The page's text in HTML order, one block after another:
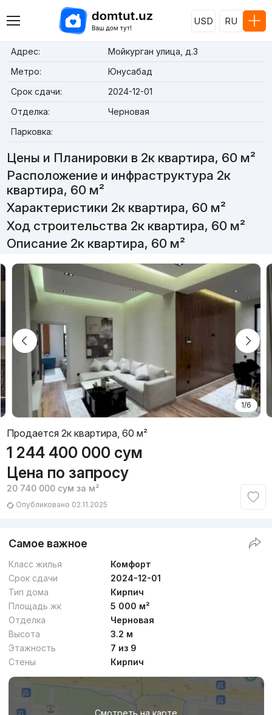
USD RU
Адрес:
Мойкурган улица, д.3
Метро:
Юнусабад
Срок сдачи:
2024-12-01
Отделка:
Черновая
Парковка:
Цены и Планировки в 2к квартира, 60 м²
Расположение и инфраструктура 2к
квартира, 60 м²
Характеристики 2к квартира, 60 м²
Ход строительства 2к квартира, 60 м²
Описание 2к квартира, 60 м²
1/6
Продается 2к квартира, 60 м²
1 244 400 000 сум
Цена по запросу
20 740 000 сум за м²
Опубликовано 02.11.2025
Самое важное
Класс жилья
Комфорт
Срок сдачи
2024-12-01
Тип дома
Кирпич
Площадь жк
5 000 м²
Отделка
Черновая
Высота
3.2 м
Этажность
7 из 9
Стены
Кирпич
Смотреть на карте